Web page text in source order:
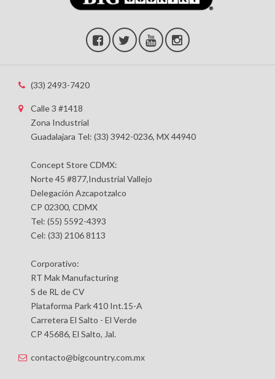
(33) 2493-7420
Calle 3 #1418
Zona Industrial
Guadalajara Tel: (33) 3942-0236, MX 44940
Concept Store CDMX:
Norte 45 #877,Industrial Vallejo
Delegación Azcapotzalco
CP 02300, CDMX
Tel: (55) 5592-4393
Cel: (33) 2106 8113
Corporativo:
RT Mak Manufacturing
S de RL de CV
Plataforma Park 410 Int.15-A
Carretera El Salto - El Verde
CP 45686, El Salto, Jal.
contacto@bigcountry.com.mx